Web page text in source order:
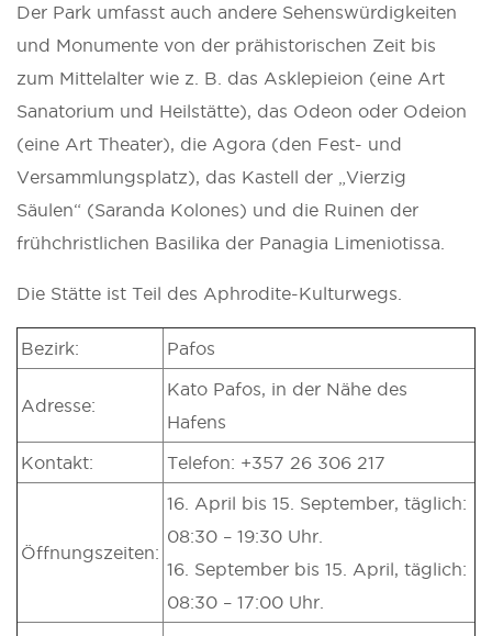
Der Park umfasst auch andere Sehenswürdigkeiten
und Monumente von der prähistorischen Zeit bis
zum Mittelalter wie z. B. das Asklepieion (eine Art
Sanatorium und Heilstätte), das Odeon oder Odeion
(eine Art Theater), die Agora (den Fest- und
Versammlungsplatz), das Kastell der „Vierzig
Säulen“ (Saranda Kolones) und die Ruinen der
frühchristlichen Basilika der Panagia Limeniotissa.
Die Stätte ist Teil des Aphrodite-Kulturwegs.
Bezirk: Pafos
Adresse:
Kato Pafos, in der Nähe des
Hafens
Kontakt: Telefon: +357 26 306 217
Öffnungszeiten:
16. April bis 15. September, täglich:
08:30 – 19:30 Uhr.
16. September bis 15. April, täglich:
08:30 – 17:00 Uhr.